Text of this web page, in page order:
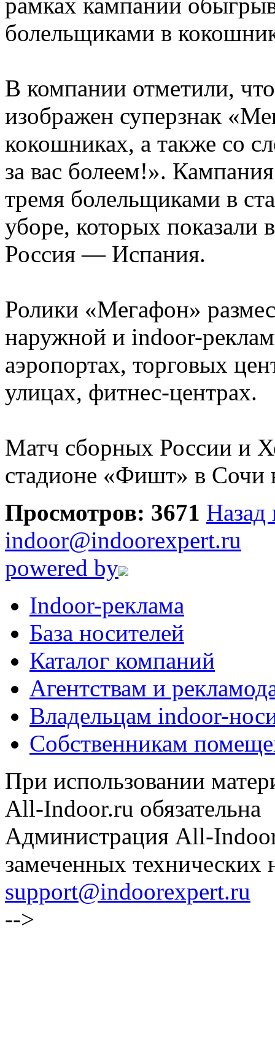
болельщиками в
В компании отметили,
изображен суперзнак
кокошниках, а также со
за вас болеем!».
тремя болельщиками в
уборе, которых показали
Россия — Испания.
Ролики «Мегафон»
наружной и indoor-
аэропортах, торговых
улицах, фитнес-центрах.
Матч сборных России и
стадионе «Фишт» в Сочи
Просмотров: 3671 Назад
indoor@indoorexpert.ru
powered by
Indoor-реклама
База носителей
Каталог компаний
Агентствам и
Владельцам indoor-
Собственникам
При использовании
All-Indoor.ru обязательна
Администрация All-
замеченных технических
support@indoorexpert.ru
-->